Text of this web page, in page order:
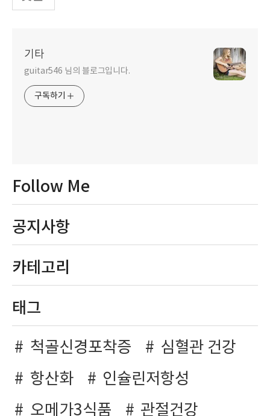
기타
guitar546 님의 블로그입니다.
구독하기
Follow Me
공지사항
카테고리
태그
척골신경포착증
심혈관 건강
항산화
인슐린저항성
오메가3식품
관절건강